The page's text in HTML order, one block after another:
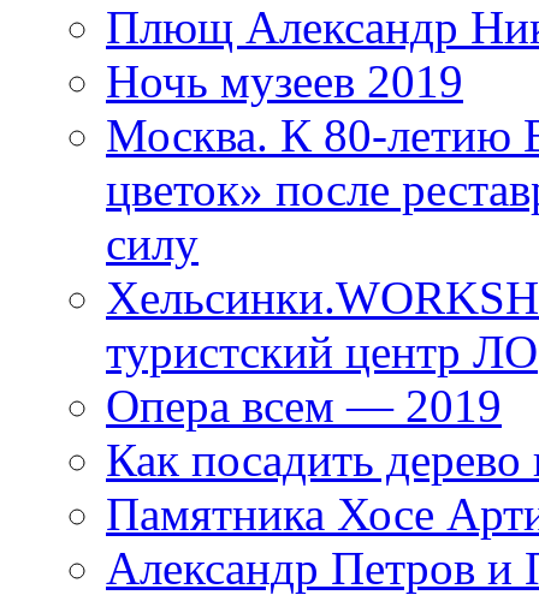
Плющ Александр
Ночь музеев 2019
Москва. К 80-
цветок» после
силу
туристский центр ЛО
Опера всем — 2019
Как посадить дерево
Памятника Хосе
Александр Петров и